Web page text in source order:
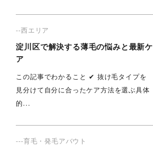
--西エリア
淀川区で解決する薄毛の悩みと最新ケ
ア
この記事でわかること ✔︎ 抜け毛タイプを
見分けて自分に合ったケア方法を選ぶ具体
的...
---育毛・発毛アバウト